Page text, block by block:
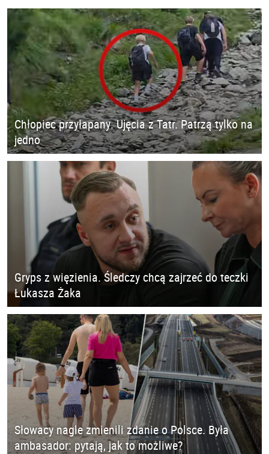
Chłopiec przyłapany. Ujęcia z Tatr. Patrzą tylko na
jedno
Gryps z więzienia. Śledczy chcą zajrzeć do teczki
Łukasza Żaka
Słowacy nagle zmienili zdanie o Polsce. Była
ambasador: pytają, jak to możliwe?